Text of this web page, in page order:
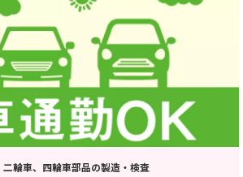
二輪車、四輪車部品の製造・検査